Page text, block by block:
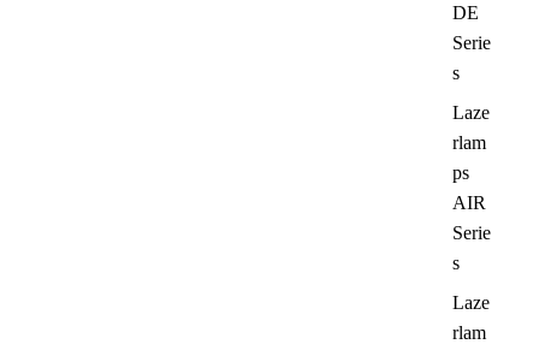
DE
Serie
s
Laze
rlam
ps
AIR
Serie
s
Laze
rlam